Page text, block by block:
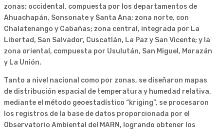
zonas: occidental, compuesta por los departamentos de
Ahuachapán, Sonsonate y Santa Ana; zona norte, con
Chalatenango y Cabañas; zona central, integrada por La
Libertad, San Salvador, Cuscatlán, La Paz y San Vicente; y la
zona oriental, compuesta por Usulután, San Miguel, Morazán
y La Unión.
Tanto a nivel nacional como por zonas, se diseñaron mapas
de distribución espacial de temperatura y humedad relativa,
mediante el método geoestadístico “kriging”, se procesaron
los registros de la base de datos proporcionada por el
Observatorio Ambiental del MARN, logrando obtener los